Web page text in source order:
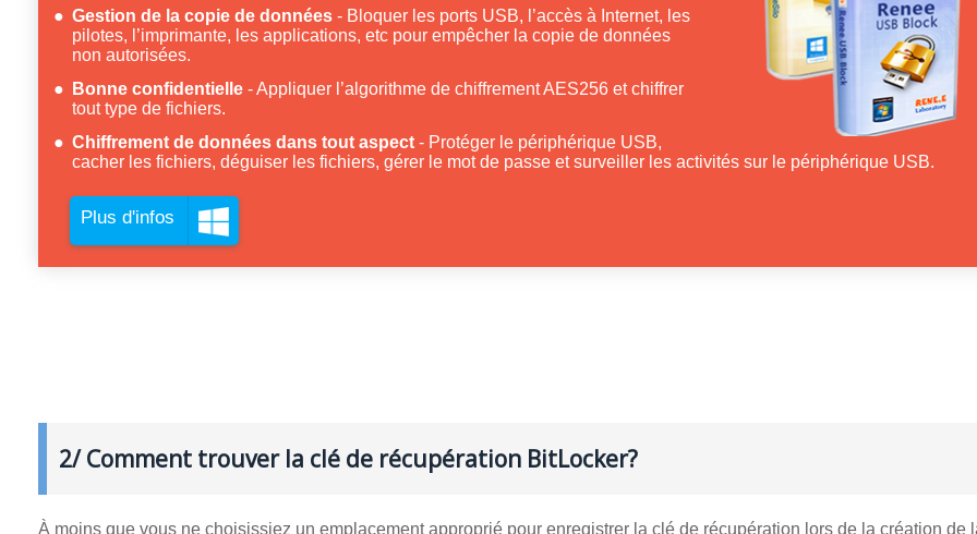
Gestion de la copie de données
Bloquer les ports USB, l’accès à Internet, les
pilotes, l’imprimante, les applications, etc pour empêcher la copie de données
non autorisées.
Bonne confidentielle
Appliquer l’algorithme de chiffrement AES256 et chiffrer
tout type de fichiers.
Chiffrement de données dans tout aspect
Protéger le périphérique USB,
cacher les fichiers, déguiser les fichiers, gérer le mot de passe et surveiller les activités sur le périphérique USB.
Plus d'infos
2/ Comment trouver la clé de récupération BitLocker?
À moins que vous ne choisissiez un emplacement approprié pour enregistrer la clé de récupération lors de la création de